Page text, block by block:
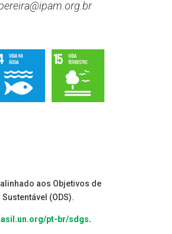
aos Objetivos de
(ODS).
pt-br/sdgs.